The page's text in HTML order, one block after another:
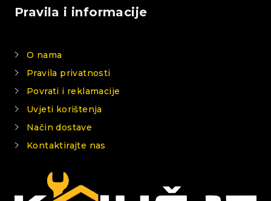
Pravila i informacije
O nama
Pravila privatnosti
Povrati i reklamacije
Uvjeti korištenja
Način dostave
Kontaktirajte nas